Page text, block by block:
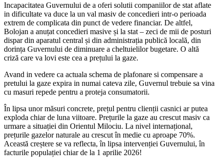
Incapacitatea Guvernului de a oferi solutii companiilor de stat aflate
in dificultate va duce la un val masiv de concedieri intr-o perioada
extrem de complicata din punct de vedere financiar. De altfel,
Bolojan a anuțat concedieri masive și la stat – zeci de mii de posturi
dispar din aparatul central și din administrația publică locală, din
dorința Guvernului de diminuare a cheltuielilor bugetare. O altă
criză care va lovi este cea a prețului la gaze.
Avand in vedere ca actuala schema de plafonare si compensare a
pretului la gaze expira in numai cateva zile, Guvernul trebuie sa vina
cu masuri repede pentru a proteja consumatorii.
În lipsa unor măsuri concrete, prețul pentru clienții casnici ar putea
exploda chiar de luna viitoare. Prețurile la gaze au crescut masiv ca
urmare a situației din Orientul Milociu. La nivel internațional,
prețurile gazelor naturale au crescut în medie cu aproape 70%.
Această creștere se va reflecta, în lipsa intervenției Guvernului, în
facturile populației chiar de la 1 aprilie 2026!